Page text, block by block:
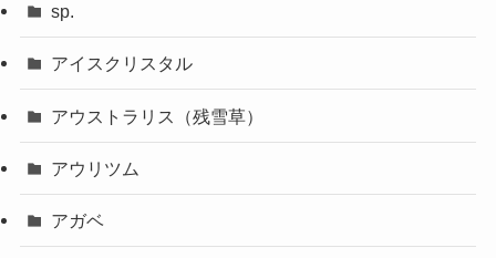
sp.
アイスクリスタル
アウストラリス（残雪草）
アウリツム
アガベ